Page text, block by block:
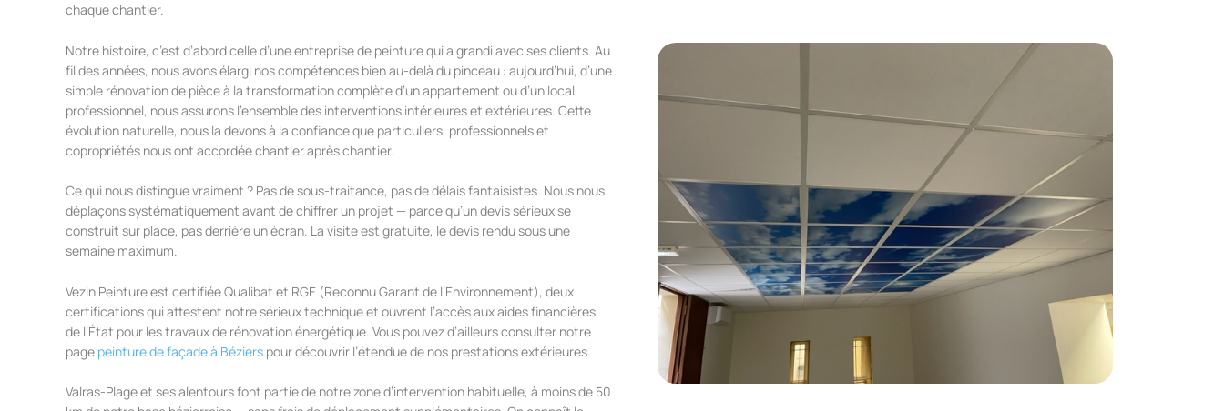
chaque chantier.
Notre histoire, c’est d’abord celle d’une entreprise de peinture qui a grandi avec ses clients. Au
fil des années, nous avons élargi nos compétences bien au-delà du pinceau : aujourd’hui, d’une
simple rénovation de pièce à la transformation complète d’un appartement ou d’un local
professionnel, nous assurons l’ensemble des interventions intérieures et extérieures. Cette
évolution naturelle, nous la devons à la confiance que particuliers, professionnels et
copropriétés nous ont accordée chantier après chantier.
Ce qui nous distingue vraiment ? Pas de sous-traitance, pas de délais fantaisistes. Nous nous
déplaçons systématiquement avant de chiffrer un projet — parce qu’un devis sérieux se
construit sur place, pas derrière un écran. La visite est gratuite, le devis rendu sous une
semaine maximum.
Vezin Peinture est certifiée Qualibat et RGE (Reconnu Garant de l’Environnement), deux
certifications qui attestent notre sérieux technique et ouvrent l’accès aux aides financières
de l’État pour les travaux de rénovation énergétique. Vous pouvez d’ailleurs consulter notre
page peinture de façade à Béziers pour découvrir l’étendue de nos prestations extérieures.
Valras-Plage et ses alentours font partie de notre zone d’intervention habituelle, à moins de 50